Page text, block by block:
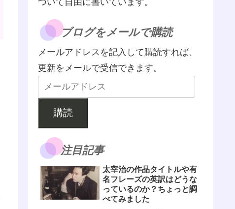
ついて自由に書いています。
ブログをメールで購読
メールアドレスを記入して購読すれば、
更新をメールで受信できます。
購読
注目記事
太宰治の作品タイトルや有
名フレーズの英訳はどうな
っているのか？ちょっと調
べてみました